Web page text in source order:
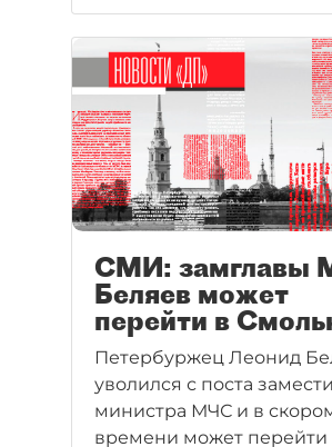
СМИ: замглавы
Беляев может
перейти в
Петербуржец Леонид
уволился с поста
министра МЧС и в
времени может перейти